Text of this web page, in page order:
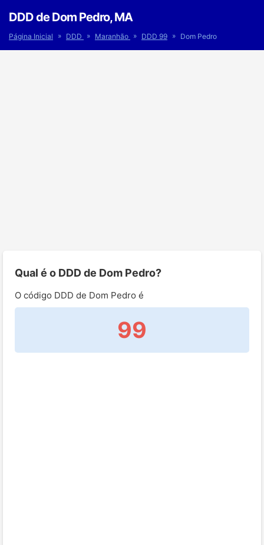
DDD de Dom Pedro, MA
Página Inicial » DDD » Maranhão » DDD 99 » Dom Pedro
Qual é o DDD de Dom Pedro?
O código DDD de Dom Pedro é
99